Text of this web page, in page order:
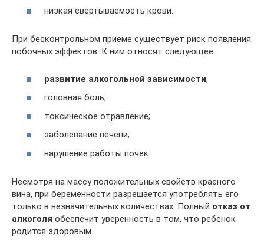
низкая свертываемость крови.
При бесконтрольном приеме существует риск появления
побочных эффектов. К ним относят следующее:
развитие алкогольной зависимости;
головная боль;
токсическое отравление;
заболевание печени;
нарушение работы почек.
Несмотря на массу положительных свойств красного
вина, при беременности разрешается употреблять его
только в незначительных количествах. Полный отказ от
алкоголя обеспечит уверенность в том, что ребенок
родится здоровым.